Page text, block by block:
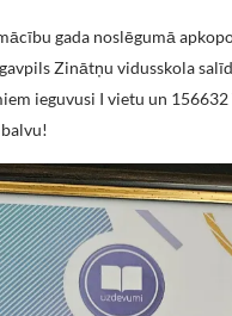
gada noslēgumā
Zinātņu vidusskola
ieguvusi I vietu un